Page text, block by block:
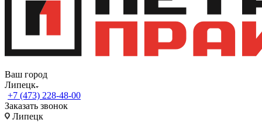
Ваш город
Липецк
+7 (473) 228-48-00
Заказать звонок
Липецк